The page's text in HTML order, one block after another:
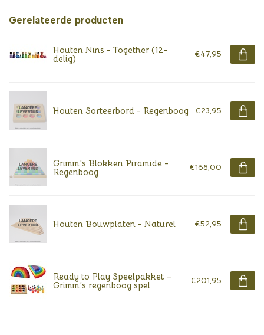
Gerelateerde producten
Houten Nins - Together (12-
delig) €47,95
Houten Sorteerbord - Regenboog €23,95
Grimm's Blokken Piramide -
Regenboog €168,00
Houten Bouwplaten - Naturel €52,95
Ready to Play Speelpakket –
Grimm’s regenboog spel €201,95